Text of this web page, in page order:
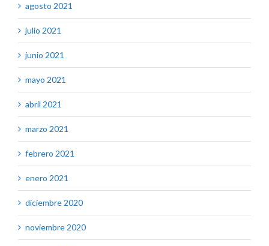
agosto 2021
julio 2021
junio 2021
mayo 2021
abril 2021
marzo 2021
febrero 2021
enero 2021
diciembre 2020
noviembre 2020